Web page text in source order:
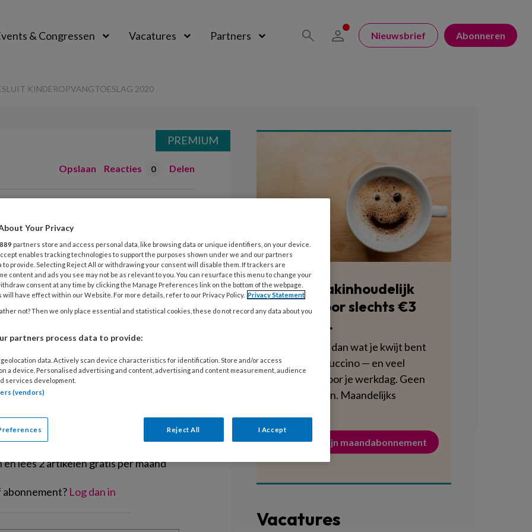
& Congressen Vacatures Partners Nieuwsbrief Abonneren
KINDEROPVANGTOESLAG 2020
Opslaan Reacties 0 Delen
Besluit
2020
Zaken en Werkgelegenheid
en de maximum
buitenschoolse opvang en de
lezen?
lees 2 artikelen gratis per maand
Log dan in
PREMIUM
Blijf vakinhoudelijk
scherp voor slechts €3
per week.
Dat is minder dan wat je kwijt bent
aan een cappuccino — en veel
voedzamer voor je werkdag. Geen
verplichtingen. Maandelijks
Activeer mijn maandabonnement
Vacatures
Your Privacy
889 partners store and access personal data, like browsing data or unique identifiers, on your device.
enables tracking technologies to support the purposes shown under we and our partners
to provide. Selecting Reject All or withdrawing your consent will disable them. If trackers are
content and ads you see may not be as relevant to you. You can resurface this menu to change your
consent at any time by clicking the Manage Preferences link on the bottom of the webpage.
will have effect within our Website. For more details, refer to our Privacy Policy. Privacy Statement
not? Then we only place essential and statistical cookies, these do not record any data about you
partners process data to provide:
data. Actively scan device characteristics for identification. Store and/or access
a device. Personalised advertising and content, advertising and content measurement, audience
services development.
(vendors)
Reject All I Accept